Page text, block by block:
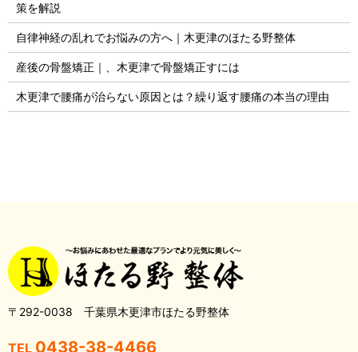
策を解説
自律神経の乱れでお悩みの方へ｜木更津のほたる野整体
産後の骨盤矯正｜、木更津で骨盤矯正すには
木更津で腰痛が治らない原因とは？繰り返す腰痛の本当の理由
〒292-0038 千葉県木更津市ほたる野整体
TEL 0438-38-4466